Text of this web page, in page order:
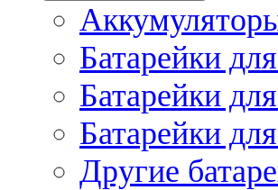
Батарейки
Батарейки
Батарейки
Другие